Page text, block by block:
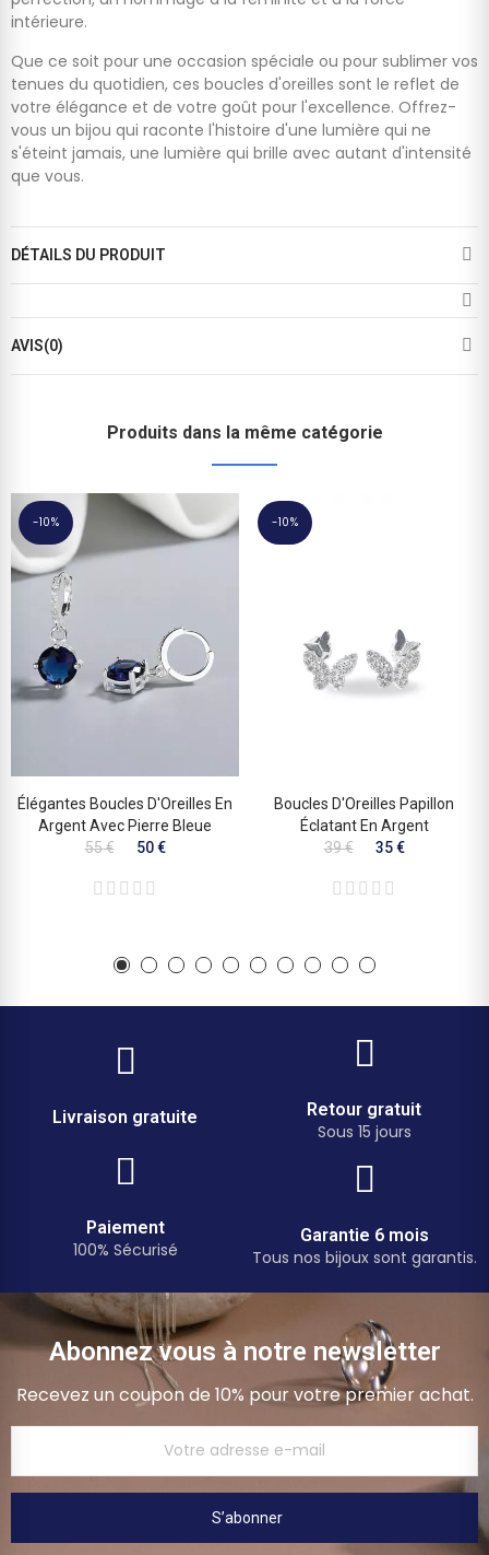
intérieure.
Que ce soit pour une occasion spéciale ou pour sublimer vos
tenues du quotidien, ces boucles d'oreilles sont le reflet de
votre élégance et de votre goût pour l'excellence. Offrez-
vous un bijou qui raconte l'histoire d'une lumière qui ne
s'éteint jamais, une lumière qui brille avec autant d'intensité
que vous.
DÉTAILS DU PRODUIT
AVIS(0)
Produits dans la même catégorie
-10%
Élégantes Boucles D'Oreilles En
Argent Avec Pierre Bleue
55 €
50 €
-10%
Boucles D'Oreilles Papillon
Éclatant En Argent
39 €
35 €
Livraison gratuite
Paiement
100% Sécurisé
Retour gratuit
Sous 15 jours
Garantie 6 mois
Tous nos bijoux sont garantis.
Abonnez vous à notre newsletter
Recevez un coupon de 10% pour votre premier achat.
S’abonner